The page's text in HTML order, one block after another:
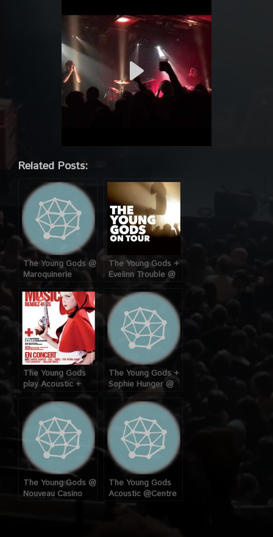
Related Posts:
The Young Gods @
Maroquinerie
(Paris) le
21/05/2007
The Young Gods +
Evelinn Trouble @
(Paris), le 07
Décembre 2010
The Young Gods
play Acoustic +
Sophie Hunger +
Navel @
Maroquinerie, le 17
Septembre 2007
The Young Gods +
Sophie Hunger @
Centre Culturel
Suisse (Paris), le 17
Mars 2008
The Young Gods @
Nouveau Casino
(Paris), le 05
The Young Gods
Acoustic @Centre
Culturel Suisse